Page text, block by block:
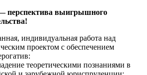
перспектива выигрышного
индивидуальная работа над
проектом с обеспечением
теоретическими познаниями в